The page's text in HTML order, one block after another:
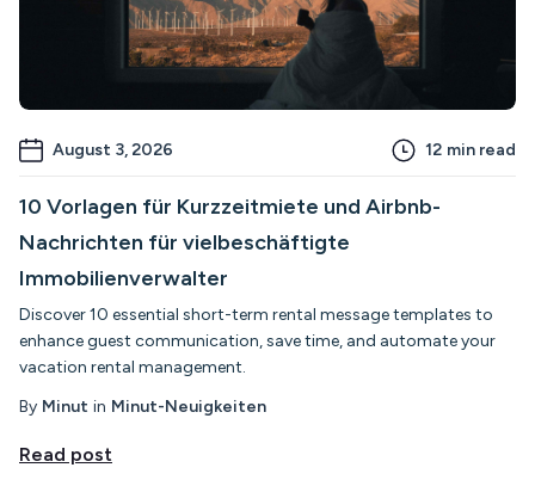
August 3, 2026 12 min read
10 Vorlagen für Kurzzeitmiete und Airbnb-
Nachrichten für vielbeschäftigte
Immobilienverwalter
Discover 10 essential short-term rental message templates to
enhance guest communication, save time, and automate your
vacation rental management.
By Minut in Minut-Neuigkeiten
Read post